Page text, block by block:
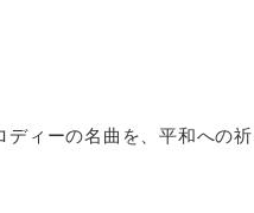
ィーの名曲を、平和への